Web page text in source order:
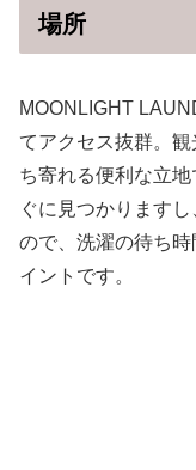
場所
MOONLIGHT
てアクセス抜群。
ち寄れる便利な立
ぐに見つかります
ので、洗濯の待ち
イントです。